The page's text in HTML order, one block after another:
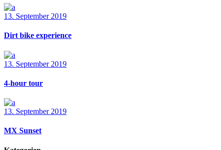
13. September 2019
Dirt bike experience
13. September 2019
4-hour tour
13. September 2019
MX Sunset